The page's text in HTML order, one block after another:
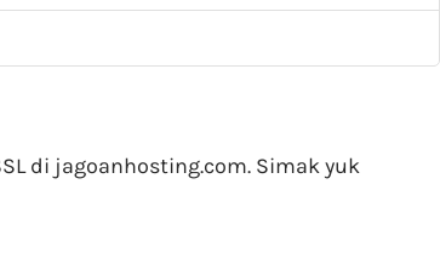
di jagoanhosting.com. Simak yuk